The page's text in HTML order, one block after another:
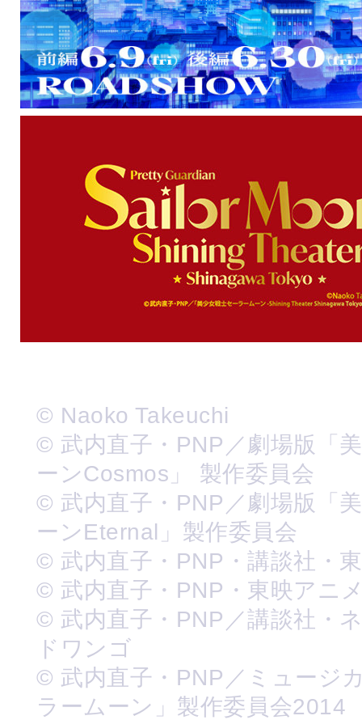
© Naoko Takeuchi
© 武内直子・PNP／劇場版「
ーンCosmos」 製作委員会
© 武内直子・PNP／劇場版「
ーンEternal」製作委員会
© 武内直子・PNP・講談社・
© 武内直子・PNP・東映アニ
© 武内直子・PNP／講談社・
ドワンゴ
© 武内直子・PNP／ミュージ
ラームーン」製作委員会2014